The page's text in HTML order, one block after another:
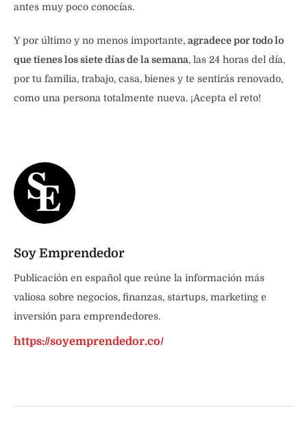
antes muy poco conocías.
Y por último y no menos importante, agradece por todo lo
que tienes los siete días de la semana, las 24 horas del día,
por tu familia, trabajo, casa, bienes y te sentirás renovado,
como una persona totalmente nueva. ¡Acepta el reto!
Soy Emprendedor
Publicación en español que reúne la información más
valiosa sobre negocios, finanzas, startups, marketing e
inversión para emprendedores.
https://soyemprendedor.co/